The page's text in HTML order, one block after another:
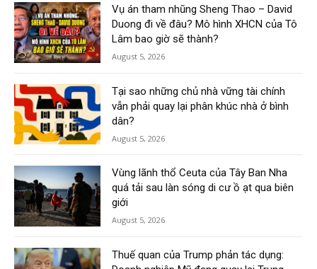
Vụ án tham nhũng Sheng Thao – David
Duong đi về đâu? Mô hình XHCN của Tô
Lâm bao giờ sẽ thành?
August 5, 2026
Tại sao những chủ nhà vững tài chính
vẫn phải quay lại phân khúc nhà ở bình
dân?
August 5, 2026
Vùng lãnh thổ Ceuta của Tây Ban Nha
quá tải sau làn sóng di cư ồ ạt qua biên
giới
August 5, 2026
Thuế quan của Trump phản tác dụng: